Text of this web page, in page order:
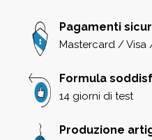
Pagamenti
Mastercard / Visa
Formula
14 giorni di test
Produzione